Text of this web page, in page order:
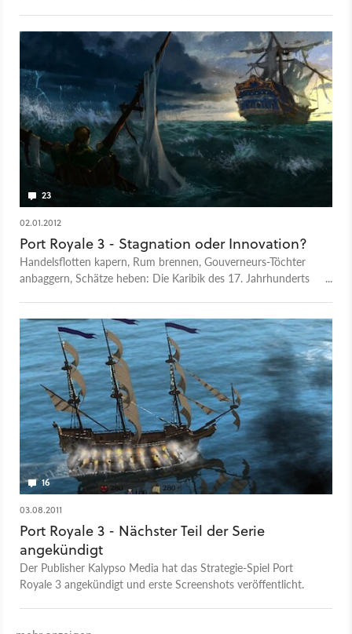
23
02.01.2012
Port Royale 3 - Stagnation oder Innovation?
Handelsflotten kapern, Rum brennen, Gouverneurs-Töchter
anbaggern, Schätze heben: Die Karibik des 17. Jahrhunderts
16
03.08.2011
Port Royale 3 - Nächster Teil der Serie
angekündigt
Der Publisher Kalypso Media hat das Strategie-Spiel Port
Royale 3 angekündigt und erste Screenshots veröffentlicht.